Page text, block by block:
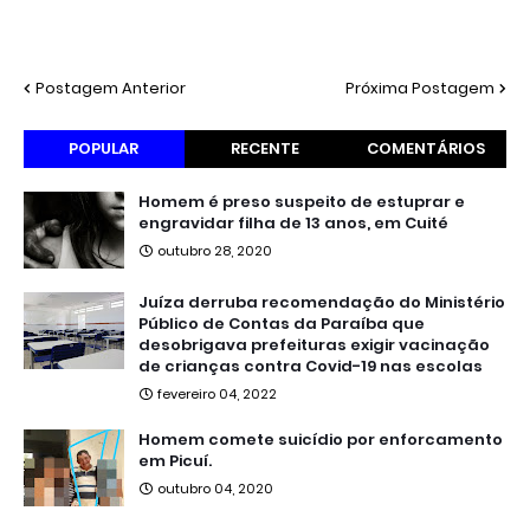
Postagem Anterior Próxima Postagem
POPULAR RECENTE COMENTÁRIOS
Homem é preso suspeito de estuprar e
engravidar filha de 13 anos, em Cuité
outubro 28, 2020
Juíza derruba recomendação do Ministério
Público de Contas da Paraíba que
desobrigava prefeituras exigir vacinação
de crianças contra Covid-19 nas escolas
fevereiro 04, 2022
Homem comete suicídio por enforcamento
em Picuí.
outubro 04, 2020